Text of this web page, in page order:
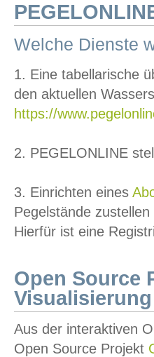
Welche Dienste
1. Eine tabellarische
den aktuellen
https://
2. PEGELONLINE
3. Einrichten eines
Pegelstände
Hierfür ist eine
Open Source
Visualisierung
Aus der interaktiven
Open Source Projekt